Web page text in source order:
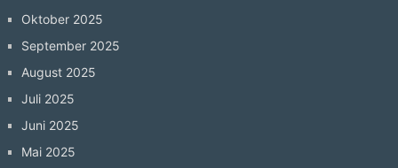
Oktober 2025
September 2025
August 2025
Juli 2025
Juni 2025
Mai 2025